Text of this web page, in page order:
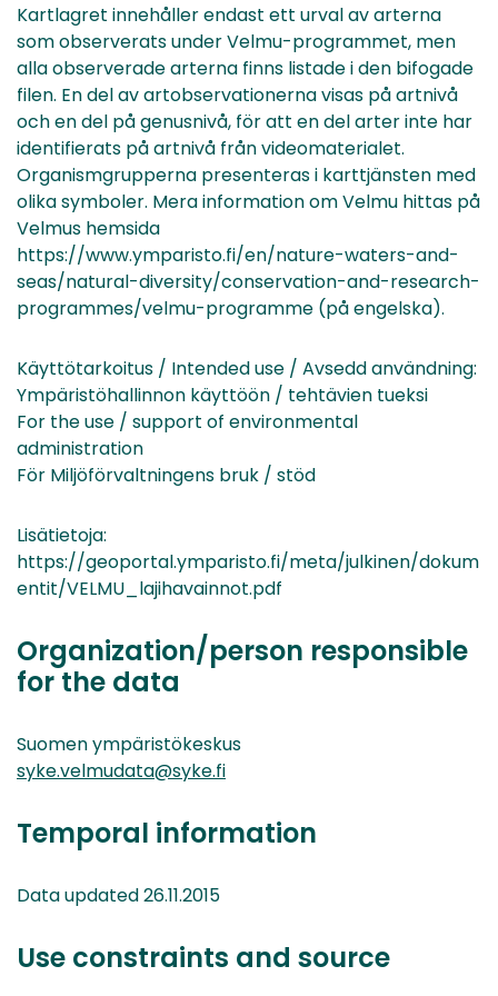
Kartlagret innehåller endast ett urval av arterna
som observerats under Velmu-programmet, men
alla observerade arterna finns listade i den bifogade
filen. En del av artobservationerna visas på artnivå
och en del på genusnivå, för att en del arter inte har
identifierats på artnivå från videomaterialet.
Organismgrupperna presenteras i karttjänsten med
olika symboler. Mera information om Velmu hittas på
Velmus hemsida
https://www.ymparisto.fi/en/nature-waters-and-
seas/natural-diversity/conservation-and-research-
programmes/velmu-programme (på engelska).
Käyttötarkoitus / Intended use / Avsedd användning:
Ympäristöhallinnon käyttöön / tehtävien tueksi
For the use / support of environmental
administration
För Miljöförvaltningens bruk / stöd
Lisätietoja:
https://geoportal.ymparisto.fi/meta/julkinen/dokum
entit/VELMU_lajihavainnot.pdf
Organization/person responsible
for the data
Suomen ympäristökeskus
syke.velmudata@syke.fi
Temporal information
Data updated 26.11.2015
Use constraints and source